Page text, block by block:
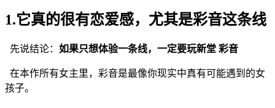
1.它真的很有恋爱感，尤其是彩音这条线
先说结论： 如果只想体验一条线，一定要玩新堂 彩音
在本作所有女主里，彩音是最像你现实中真有可能遇到的女
孩子。